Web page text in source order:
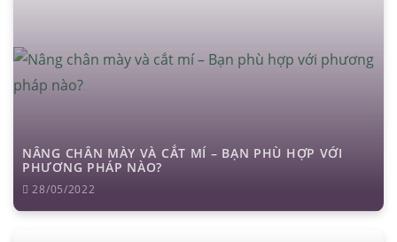
NÂNG CHÂN MÀY VÀ CẮT MÍ – BẠN PHÙ HỢP VỚI
PHƯƠNG PHÁP NÀO?
28/05/2022